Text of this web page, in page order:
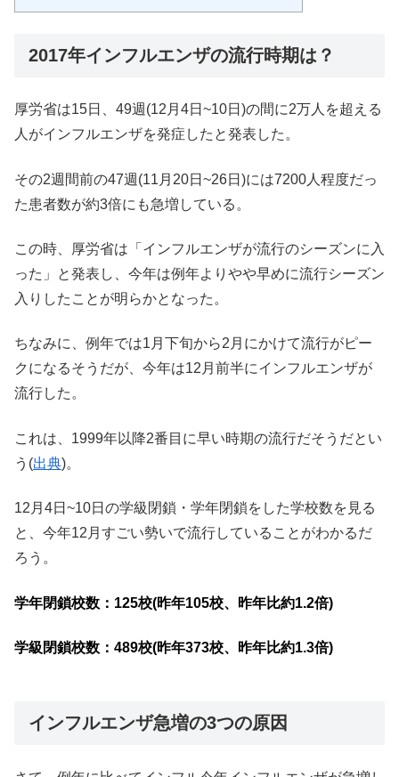
2017年インフルエンザの流行時期は？
厚労省は15日、49週(12月4日~10日)の間に2万人を超える
人がインフルエンザを発症したと発表した。
その2週間前の47週(11月20日~26日)には7200人程度だっ
た患者数が約3倍にも急増している。
この時、厚労省は「インフルエンザが流行のシーズンに入
った」と発表し、今年は例年よりやや早めに流行シーズン
入りしたことが明らかとなった。
ちなみに、例年では1月下旬から2月にかけて流行がピー
クになるそうだが、今年は12月前半にインフルエンザが
流行した。
これは、1999年以降2番目に早い時期の流行だそうだとい
う(出典)。
12月4日~10日の学級閉鎖・学年閉鎖をした学校数を見る
と、今年12月すごい勢いで流行していることがわかるだ
ろう。
学年閉鎖校数：125校(昨年105校、昨年比約1.2倍)
学級閉鎖校数：489校(昨年373校、昨年比約1.3倍)
インフルエンザ急増の3つの原因